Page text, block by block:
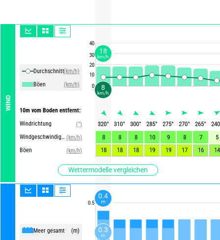
WIND
Durchschnittliche Winde
(km/h)
Böen
(km/h)
10m vom Boden entfernt:
Windrichtung
(°)
Windgeschwindigkeit (km/h)
Böen
(km/h)
Wettermodelle vergleichen
Meer gesamt (m)
40
30
20
10
0
0.5
320° 310° 300° 285° 275° 270° 265°
240
8
8 8 10 9 8 7
5
18
18 18 19 19 17 16 14
8
km/h
18
km/h
0.3
m
0.4
m